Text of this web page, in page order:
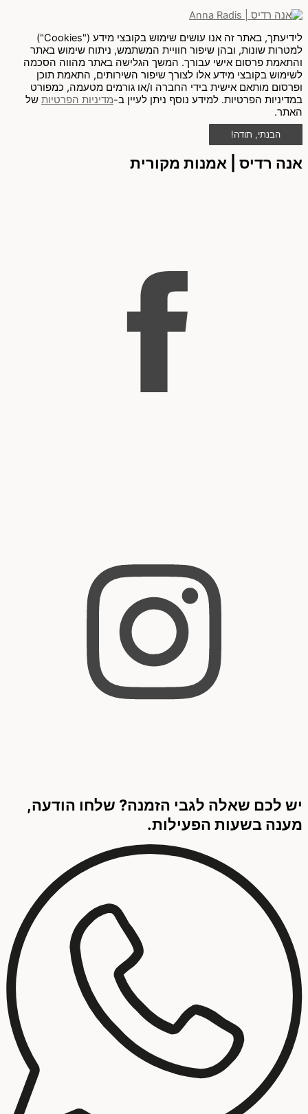
לידיעתך, באתר זה אנו עושים שימוש בקובצי מידע ("Cookies")
למטרות שונות, ובהן שיפור חוויית המשתמש, ניתוח שימוש באתר
והתאמת פרסום אישי עבורך. המשך הגלישה באתר מהווה הסכמה
לשימוש בקובצי מידע אלו לצורך שיפור השירותים, התאמת תוכן
ופרסום מותאם אישית בידי החברה ו/או גורמים מטעמה, כמפורט
במדיניות הפרטיות. למידע נוסף ניתן לעיין ב-מדיניות הפרטיות של
האתר.
הבנתי, תודה!
אנה רדיס | אמנות מקורית
יש לכם שאלה לגבי הזמנה? שלחו הודעה,
מענה בשעות הפעילות.